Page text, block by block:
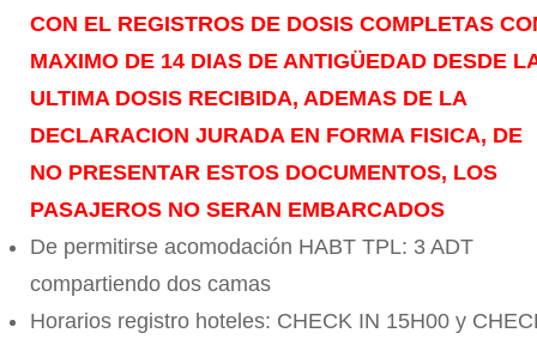
CON EL REGISTROS DE DOSIS COMPLETAS
MAXIMO DE 14 DIAS DE ANTIGÜEDAD DESDE
ULTIMA DOSIS RECIBIDA, ADEMAS DE LA
DECLARACION JURADA EN FORMA FISICA, DE
NO PRESENTAR ESTOS DOCUMENTOS, LOS
PASAJEROS NO SERAN EMBARCADOS
De permitirse acomodación HABT TPL: 3 ADT
compartiendo dos camas
Horarios registro hoteles: CHECK IN 15H00 y